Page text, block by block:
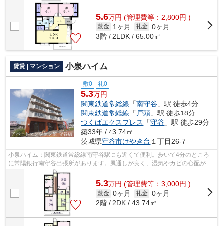
5.6万円 (管理費等：2,800円 )
敷金 1ヶ月 礼金 0ヶ月
3階 / 2LDK / 65.00㎡
賃貸 | マンション 小泉ハイム
敷0 礼0
5.3万円
関東鉄道常総線 「南守谷 」駅 徒歩4分
関東鉄道常総線 「 戸頭 」駅 徒歩18分
つくばエクスプレス
「守谷 」駅 徒歩29分
築33年 / 43.74㎡
茨城県守谷市けやき台 １丁目26-7
小泉ハイム：関東鉄道常総線南守谷駅にも近くて便利。歩いて4分のところ
に常陽銀行南守谷出張所があります。風通しが良く、湿気やカビの心配が少
ない物件です。景色を眺めることには心...
5.3万円 (管理費等：3,000円 )
敷金 0ヶ月 礼金 0ヶ月
2階 / 2DK / 43.74㎡